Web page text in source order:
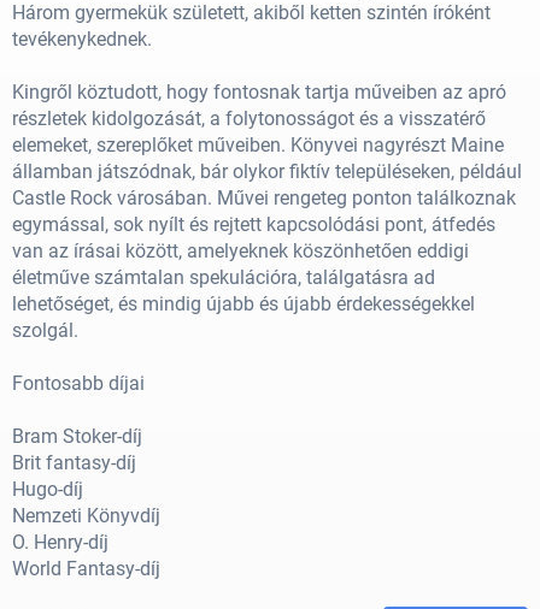
Három gyermekük született, akiből ketten szintén íróként
tevékenykednek.
Kingről köztudott, hogy fontosnak tartja műveiben az apró
részletek kidolgozását, a folytonosságot és a visszatérő
elemeket, szereplőket műveiben. Könyvei nagyrészt Maine
államban játszódnak, bár olykor fiktív településeken, például
Castle Rock városában. Művei rengeteg ponton találkoznak
egymással, sok nyílt és rejtett kapcsolódási pont, átfedés
van az írásai között, amelyeknek köszönhetően eddigi
életműve számtalan spekulációra, találgatásra ad
lehetőséget, és mindig újabb és újabb érdekességekkel
szolgál.
Fontosabb díjai
Bram Stoker-díj
Brit fantasy-díj
Hugo-díj
Nemzeti Könyvdíj
O. Henry-díj
World Fantasy-díj